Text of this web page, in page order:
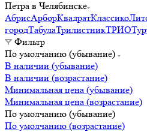
Петра в Челябинске
АбрисАрборКвадратКлассико
городТабулаТрилистникТРИО
Фильтр
По умолчанию (убывание)
В наличии (убывание)
В наличии (возрастание)
Минимальная цена (убывание)
Минимальная цена (возрастание)
По умолчанию (убывание)
По умолчанию (возрастание)